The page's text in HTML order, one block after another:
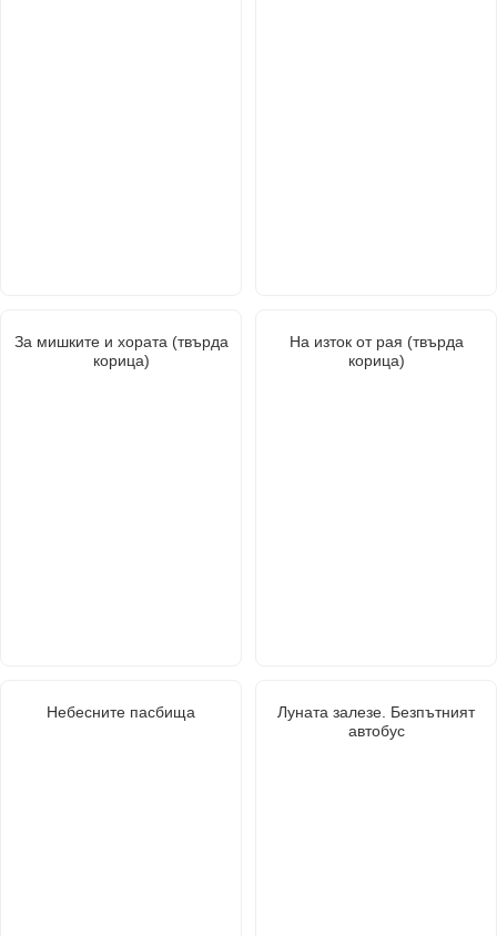
За мишките и хората (твърда
корица)
На изток от рая (твърда
корица)
Небесните пасбища
Луната залезе. Безпътният
автобус